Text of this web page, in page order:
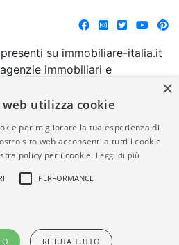
su immobiliare-italia.it
immobiliari e
o l'avallo da parte di
immobiliare-italia.it
della veridicità, della
della normativa in
alcun altro aspetto dei
Powered by
×
utilizza cookie
per migliorare la tua esperienza di
sito web acconsenti a tutti i cookie
policy per i cookie. Leggi di più
PERFORMANCE
RIFIUTA TUTTO